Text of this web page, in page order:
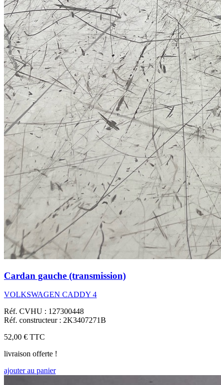
Cardan gauche (transmission)
VOLKSWAGEN CADDY 4
Réf. CVHU : 127300448
Réf. constructeur : 2K3407271B
52,00 € TTC
livraison offerte !
ajouter au panier